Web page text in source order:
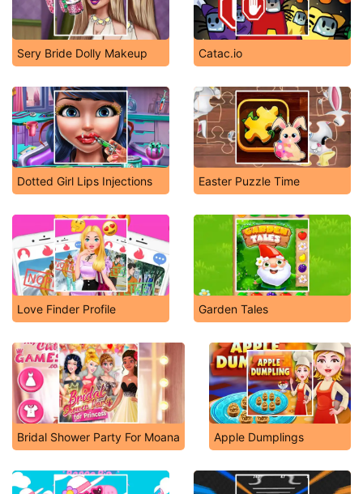
Sery Bride Dolly Makeup Catac.io
Dotted Girl Lips Injections Easter Puzzle Time
Love Finder Profile Garden Tales
Bridal Shower Party For Moana Apple Dumplings